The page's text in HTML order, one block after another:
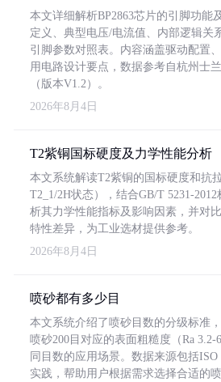
本文详细解析BP2863芯片的引脚功能
定义、典型电压/电流值、内部逻辑关
引脚参数对照表。内容涵盖驱动配置
用电路设计要点，数据参考自杭州士
（版本V1.2）。
2026年8月4日
T2紫铜国标硬度及力学性能分析
本文系统解读T2紫铜的国标硬度和抗
T2_1/2H状态），结合GB/T 5231-
析其力学性能指标及影响因素，并对
特性差异，为工业选材提供参考。
2026年8月4日
喷砂都有多少目
本文系统介绍了喷砂目数的分级标准
喷砂200目对应的表面粗糙度（Ra 3.2-
同目数的应用场景。数据来源包括ISO
实践，帮助用户根据需求选择合适的喷